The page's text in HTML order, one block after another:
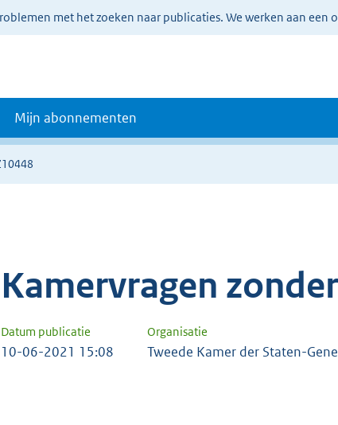
met het zoeken naar publicaties. We werken aan een
Mijn abonnementen
Kamervragen
Datum publicatie Organisatie
10-06-2021 15:08 Tweede Kamer der Staten-